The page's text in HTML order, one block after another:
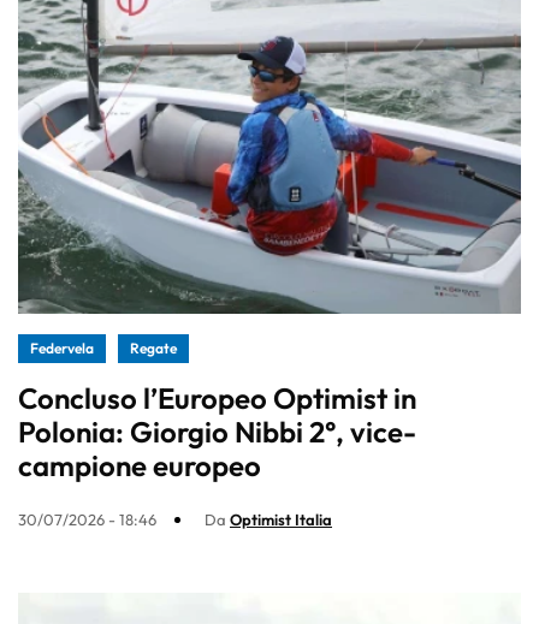
Federvela Regate
Concluso l’Europeo Optimist in
Polonia: Giorgio Nibbi 2°, vice-
campione europeo
30/07/2026 - 18:46 Da Optimist Italia